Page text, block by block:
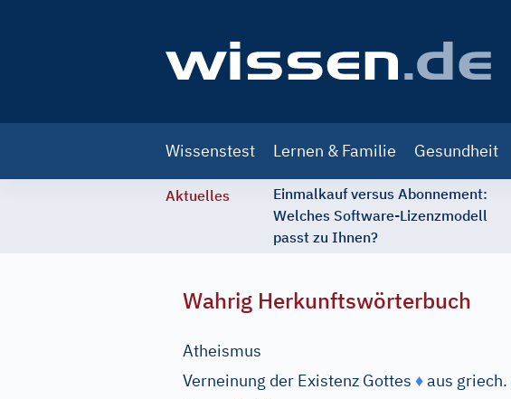
navigation
Wissenstest Lernen & Familie Gesundheit
Aktuelles
Einmalkauf versus Abonnement:
Welches Software-Lizenzmodell
passt zu Ihnen?
Wahrig Herkunftswörterbuch
Atheismus
Verneinung der Existenz Gottes ♦aus griech.